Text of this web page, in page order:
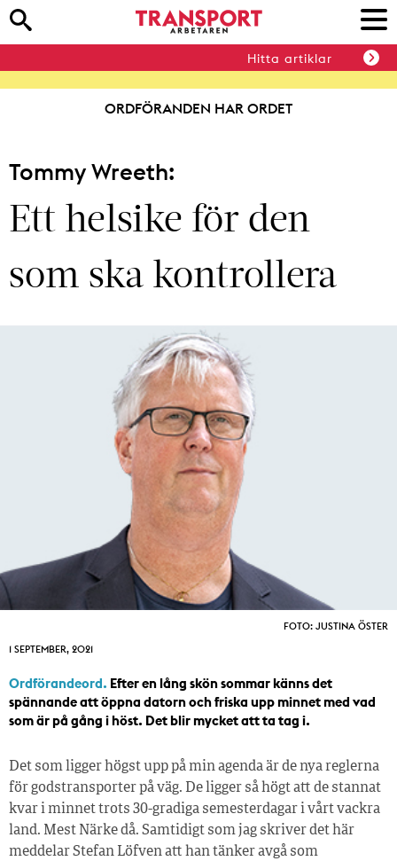
Hitta artiklar
ORDFÖRANDEN HAR ORDET
Tommy Wreeth:
Ett helsike för den
som ska kontrollera
FOTO: JUSTINA ÖSTER
1 SEPTEMBER, 2021
Ordförandeord. Efter en lång skön sommar känns det
spännande att öppna datorn och friska upp minnet med vad
som är på gång i höst. Det blir mycket att ta tag i.
Det som ligger högst upp på min agenda är de nya reglerna
för godstransporter på väg. De ligger så högt att de stannat
kvar i minnet trots 30-gradiga semesterdagar i vårt vackra
land. Mest Närke då. Samtidigt som jag skriver det här
meddelar Stefan Löfven att han tänker avgå som